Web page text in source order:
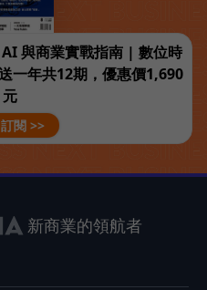
與商業實戰指南 | 數位時
一年共12期，優惠價1,690
元
閱 >>
新商業的領航者